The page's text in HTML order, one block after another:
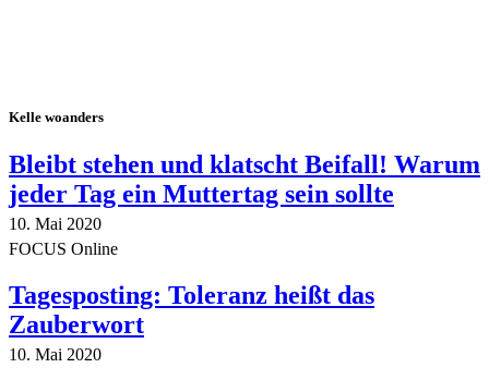
Kelle woanders
Bleibt stehen und klatscht Beifall! Warum
jeder Tag ein Muttertag sein sollte
10. Mai 2020
FOCUS Online
Tagesposting: Toleranz heißt das
Zauberwort
10. Mai 2020